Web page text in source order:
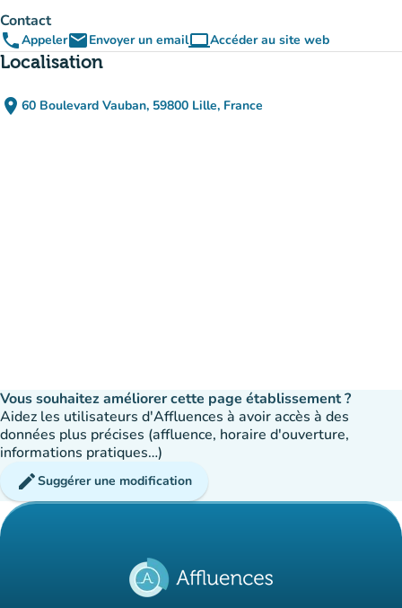
Contact
phoneAppeleremailEnvoyer un emailcomputerAccéder au site web
(nouvel onglet)
Localisation
place 60 Boulevard Vauban, 59800 Lille, France
(ouvrir dans Google Maps)
(nouvel onglet)
Vous souhaitez améliorer cette page établissement ?
Aidez les utilisateurs d'Affluences à avoir accès à des
données plus précises (affluence, horaire d'ouverture,
informations pratiques…)
editSuggérer une modification